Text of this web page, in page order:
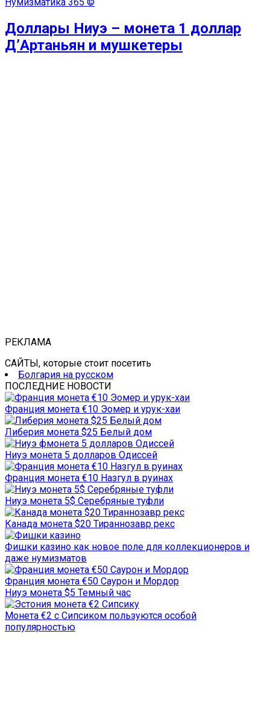
Доллары Ниуэ – монета 1 доллар
Д’Артаньян и мушкетеры
РЕКЛАМА
САЙТЫ, которые стоит посетить
Болгария на русском
ПОСЛЕДНИЕ НОВОСТИ
Франция монета €10 Эомер и урук-хаи
Либерия монета $25 Белый дом
Ниуэ монета 5 долларов Одиссей
Франция монета €10 Назгул в руинах
Ниуэ монета 5$ Серебряные туфли
Канада монета $20 Тираннозавр рекс
Фишки казино как новое поле для коллекционеров и
даже нумизматов
Франция монета €50 Саурон и Мордор
Ниуэ монета $5 Темный час
Монета €2 с Сипсиком пользуются особой
популярностью